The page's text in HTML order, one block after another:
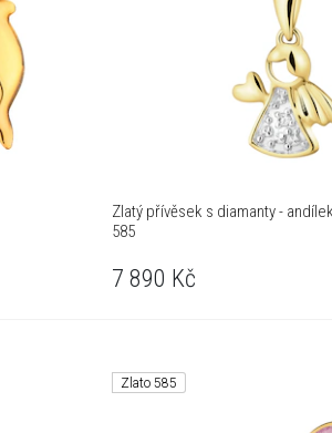
Zlatý přívěsek s diamanty -
585
7 890 Kč
Zlato 585